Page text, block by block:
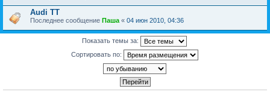
Audi TT
Последнее сообщение Паша « 04 июн 2010, 04:36
Показать темы за:
Сортировать по: